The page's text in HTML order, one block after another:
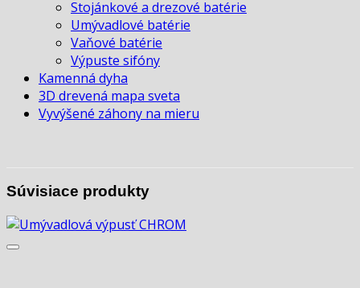
Stojánkové a drezové batérie
Umývadlové batérie
Vaňové batérie
Výpuste sifóny
Kamenná dyha
3D drevená mapa sveta
Vyvýšené záhony na mieru
Súvisiace produkty